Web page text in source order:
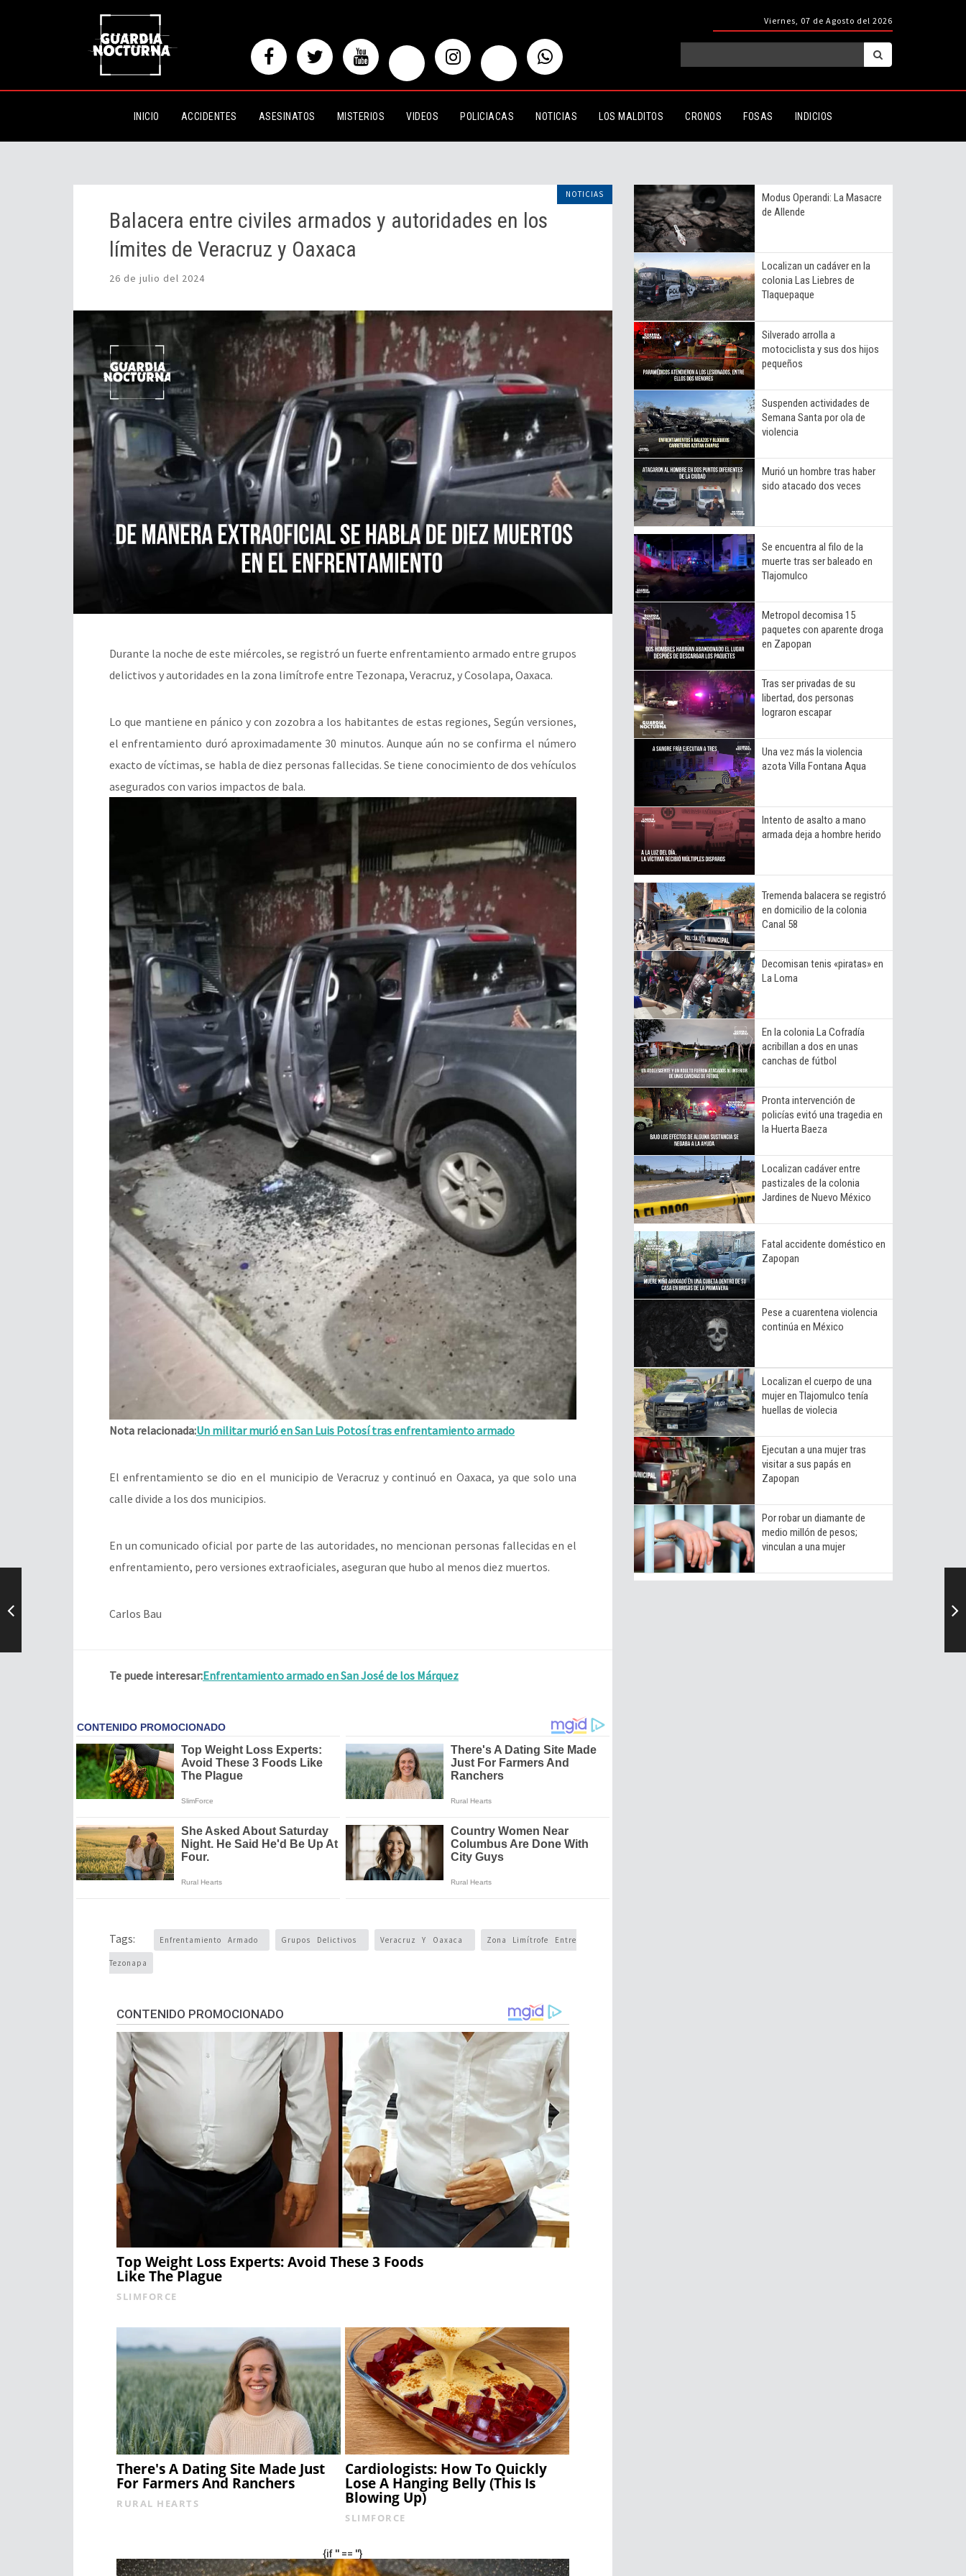
Viernes, 07 de Agosto del 2026
INICIO ACCIDENTES ASESINATOS MISTERIOS VIDEOS POLICIACAS NOTICIAS LOS MALDITOS CRONOS FOSAS INDICIOS
Balacera entre civiles armados y autoridades en los límites de
Veracruz y Oaxaca
NOTICIAS
Balacera entre civiles armados y autoridades en los
límites de Veracruz y Oaxaca
26 de julio del 2024
Durante la noche de este miércoles, se registró un fuerte enfrentamiento armado entre grupos
delictivos y autoridades en la zona limítrofe entre Tezonapa, Veracruz, y Cosolapa, Oaxaca.
Lo que mantiene en pánico y con zozobra a los habitantes de estas regiones, Según versiones,
el enfrentamiento duró aproximadamente 30 minutos. Aunque aún no se confirma el número
exacto de víctimas, se habla de diez personas fallecidas. Se tiene conocimiento de dos vehículos
asegurados con varios impactos de bala.
Nota relacionada:Un militar murió en San Luis Potosí tras enfrentamiento armado
El enfrentamiento se dio en el municipio de Veracruz y continuó en Oaxaca, ya que solo una
calle divide a los dos municipios.
En un comunicado oficial por parte de las autoridades, no mencionan personas fallecidas en el
enfrentamiento, pero versiones extraoficiales, aseguran que hubo al menos diez muertos.
Carlos Bau
Te puede interesar:Enfrentamiento armado en San José de los Márquez
Tags: Enfrentamiento Armado Grupos Delictivos Veracruz Y Oaxaca Zona Limítrofe Entre
Tezonapa
CONTENIDO PROMOCIONADO
Top Weight Loss Experts: Avoid These 3 Foods
Like The Plague
SLIMFORCE
There's A Dating Site Made Just
For Farmers And Ranchers
RURAL HEARTS
Cardiologists: How To Quickly
Lose A Hanging Belly (This Is
Blowing Up)
SLIMFORCE
{if '' == ''}
Modus Operandi: La Masacre
de Allende
Localizan un cadáver en la
colonia Las Liebres de
Tlaquepaque
Silverado arrolla a
motociclista y sus dos hijos
pequeños
Suspenden actividades de
Semana Santa por ola de
violencia
Murió un hombre tras haber
sido atacado dos veces
Se encuentra al filo de la
muerte tras ser baleado en
Tlajomulco
Metropol decomisa 15
paquetes con aparente droga
en Zapopan
Tras ser privadas de su
libertad, dos personas
lograron escapar
Una vez más la violencia
azota Villa Fontana Aqua
Intento de asalto a mano
armada deja a hombre herido
Tremenda balacera se registró
en domicilio de la colonia
Canal 58
Decomisan tenis «piratas» en
La Loma
En la colonia La Cofradía
acribillan a dos en unas
canchas de fútbol
Pronta intervención de
policías evitó una tragedia en
la Huerta Baeza
Localizan cadáver entre
pastizales de la colonia
Jardines de Nuevo México
Fatal accidente doméstico en
Zapopan
Pese a cuarentena violencia
continúa en México
Localizan el cuerpo de una
mujer en Tlajomulco tenía
huellas de violecia
Ejecutan a una mujer tras
visitar a sus papás en
Zapopan
Por robar un diamante de
medio millón de pesos;
vinculan a una mujer